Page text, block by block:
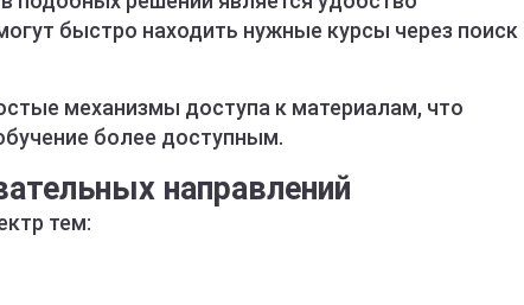
быстро находить нужные курсы через поиск
механизмы доступа к материалам, что
более доступным.
направлений
тем: